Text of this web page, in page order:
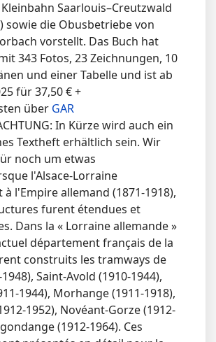
Saarlouis–Creutzwald
sowie die Obusbetriebe von
vorstellt. Das Buch hat
343 Fotos, 23 Zeichnungen, 10
und einer Tabelle und ist ab
für 37,50 € +
über GAR
In Kürze wird auch ein
Textheft erhältlich sein. Wir
noch um etwas
l'Alsace-Lorraine
l'Empire allemand (1871-1918),
furent étendues et
Dans la « Lorraine allemande »
département français de la
construits les tramways de
Saint-Avold (1910-1944),
1944), Morhange (1911-1918),
1952), Novéant-Gorze (1912-
(1912-1964). Ces